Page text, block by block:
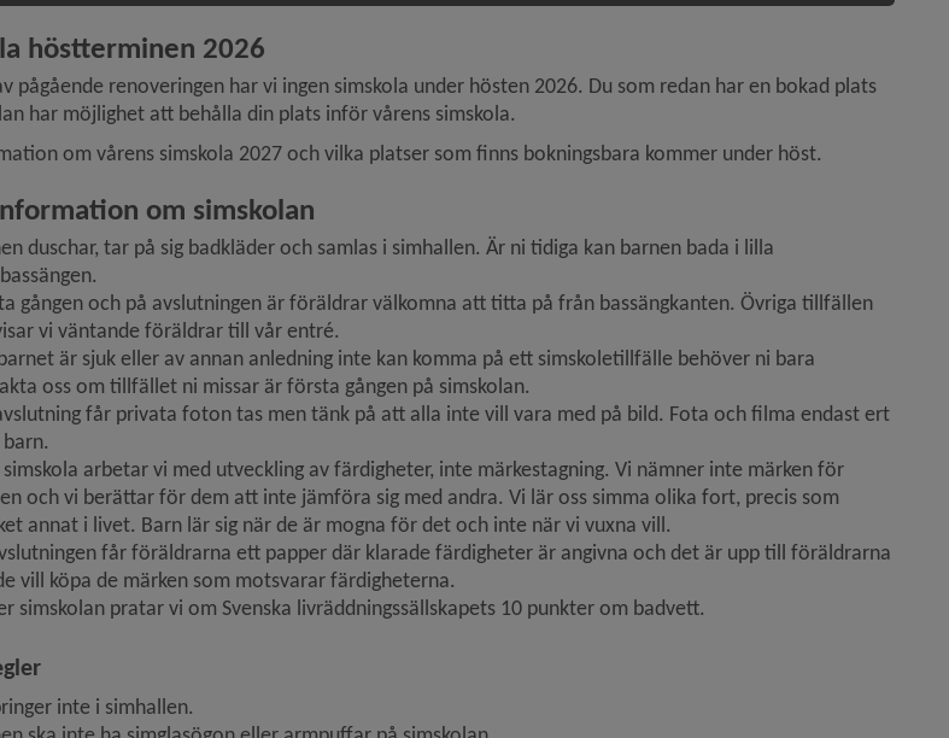
gym
höstterminen 2026
pågående renoveringen har vi ingen simskola under hösten 2026. Du som redan har en bokad plats
har möjlighet att behålla din plats inför vårens simskola.
om vårens simskola 2027 och vilka platser som finns bokningsbara kommer under höst.
om simskolan
duschar, tar på sig badkläder och samlas i simhallen. Är ni tidiga kan barnen bada i lilla
gången och på avslutningen är föräldrar välkomna att titta på från bassängkanten. Övriga tillfällen
vi väntande föräldrar till vår entré.
är sjuk eller av annan anledning inte kan komma på ett simskoletillfälle behöver ni bara
oss om tillfället ni missar är första gången på simskolan.
får privata foton tas men tänk på att alla inte vill vara med på bild. Fota och filma endast ert
arbetar vi med utveckling av färdigheter, inte märkestagning. Vi nämner inte märken för
och vi berättar för dem att inte jämföra sig med andra. Vi lär oss simma olika fort, precis som
annat i livet. Barn lär sig när de är mogna för det och inte när vi vuxna vill.
får föräldrarna ett papper där klarade färdigheter är angivna och det är upp till föräldrarna
vill köpa de märken som motsvarar färdigheterna.
simskolan pratar vi om Svenska livräddningssällskapets 10 punkter om badvett.
inte i simhallen.